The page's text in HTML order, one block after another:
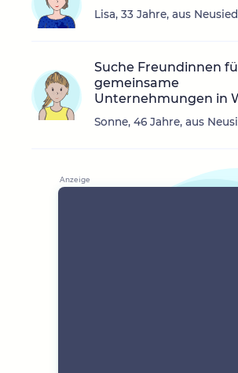
Lisa, 33 Jahre, aus
Suche Freundinnen
gemeinsame
Unternehmungen in
Sonne, 46 Jahre, aus